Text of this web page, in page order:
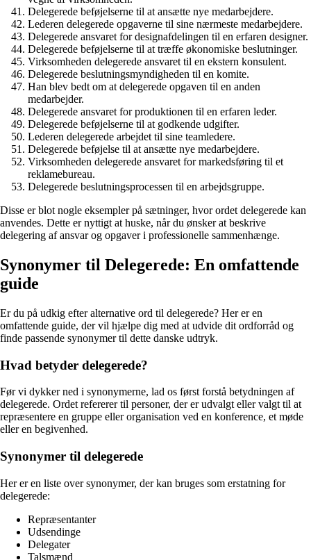
Delegerede beføjelserne til at ansætte nye medarbejdere.
Lederen delegerede opgaverne til sine nærmeste medarbejdere.
Delegerede ansvaret for designafdelingen til en erfaren designer.
Delegerede beføjelserne til at træffe økonomiske beslutninger.
Virksomheden delegerede ansvaret til en ekstern konsulent.
Delegerede beslutningsmyndigheden til en komite.
Han blev bedt om at delegerede opgaven til en anden
medarbejder.
Delegerede ansvaret for produktionen til en erfaren leder.
Delegerede beføjelserne til at godkende udgifter.
Lederen delegerede arbejdet til sine teamledere.
Delegerede beføjelse til at ansætte nye medarbejdere.
Virksomheden delegerede ansvaret for markedsføring til et
reklamebureau.
Delegerede beslutningsprocessen til en arbejdsgruppe.
Disse er blot nogle eksempler på sætninger, hvor ordet delegerede kan
anvendes. Dette er nyttigt at huske, når du ønsker at beskrive
delegering af ansvar og opgaver i professionelle sammenhænge.
Synonymer til Delegerede: En omfattende
guide
Er du på udkig efter alternative ord til delegerede? Her er en
omfattende guide, der vil hjælpe dig med at udvide dit ordforråd og
finde passende synonymer til dette danske udtryk.
Hvad betyder delegerede?
Før vi dykker ned i synonymerne, lad os først forstå betydningen af ​​
delegerede. Ordet refererer til personer, der er udvalgt eller valgt til at
repræsentere en gruppe eller organisation ved en konference, et møde
eller en begivenhed.
Synonymer til delegerede
Her er en liste over synonymer, der kan bruges som erstatning for
delegerede:
Repræsentanter
Udsendinge
Delegater
Talsmænd